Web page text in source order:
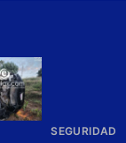
SEGURIDAD